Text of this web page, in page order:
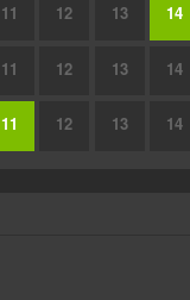
11 12 13 14
11 12 13 14
11 12 13 14